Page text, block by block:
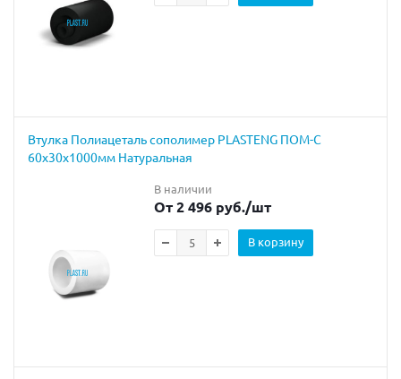
Втулка Полиацеталь сополимер PLASTENG ПОМ-С
60х30х1000мм Натуральная
В наличии
От 2 496 руб./шт
В корзину